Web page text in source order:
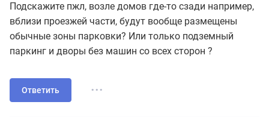
Подскажите пжл, возле домов где-то сзади например,
вблизи проезжей части, будут вообще размещены
обычные зоны парковки? Или только подземный
паркинг и дворы без машин со всех сторон ?
Ответить ...